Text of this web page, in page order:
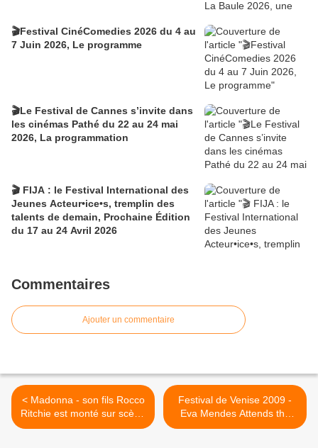
🎬Festival CinéComedies 2026 du 4 au
7 Juin 2026, Le programme
🎬Le Festival de Cannes s’invite dans
les cinémas Pathé du 22 au 24 mai
2026, La programmation
🎬 FIJA : le Festival International des
Jeunes Acteur•ice•s, tremplin des
talents de demain, Prochaine Édition
du 17 au 24 Avril 2026
Commentaires
Ajouter un commentaire
< Madonna - son fils Rocco
Ritchie est monté sur scène
- Vidéo
Festival de Venise 2009 -
Eva Mendes Attends the
Venice Film Festival >